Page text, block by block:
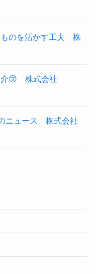
ものを活かす工夫 株
介😚 株式会社
ニュース 株式会社